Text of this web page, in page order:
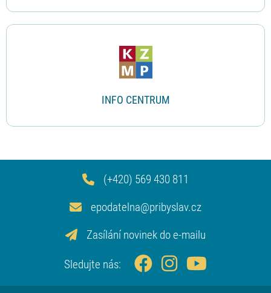
INFO CENTRUM
(+420) 569 430 811
epodatelna@pribyslav.cz
Zasílání novinek do e-mailu
Sledujte nás: